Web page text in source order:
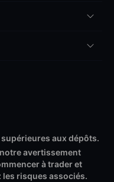
aux dépôts.
avertissement
à trader et
risques associés.